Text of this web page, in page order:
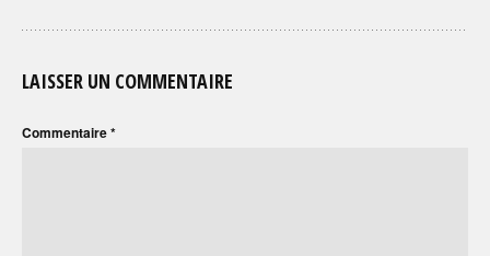
LAISSER UN COMMENTAIRE
Commentaire*